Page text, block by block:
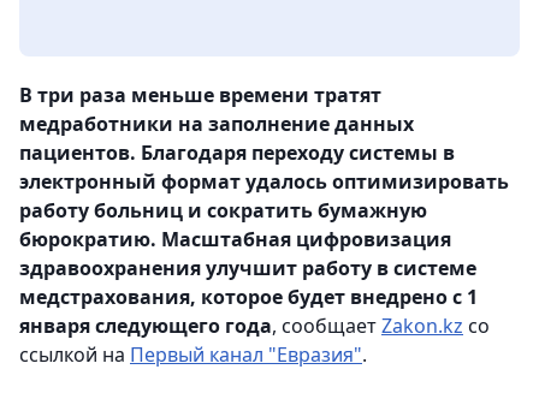
В три раза меньше времени тратят
медработники на заполнение данных
пациентов. Благодаря переходу системы в
электронный формат удалось оптимизировать
работу больниц и сократить бумажную
бюрократию. Масштабная цифровизация
здравоохранения улучшит работу в системе
медстрахования, которое будет внедрено с 1
января следующего года, сообщаетZakon.kz со
ссылкой на Первый канал "Евразия".